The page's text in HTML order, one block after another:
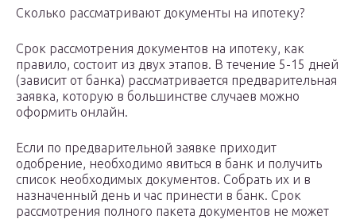
Сколько рассматривают документы на ипотеку?
Срок рассмотрения документов на ипотеку, как
правило, состоит из двух этапов. В течение 5-15 дней
(зависит от банка) рассматривается предварительная
заявка, которую в большинстве случаев можно
оформить онлайн.
Если по предварительной заявке приходит
одобрение, необходимо явиться в банк и получить
список необходимых документов. Собрать их и в
назначенный день и час принести в банк. Срок
рассмотрения полного пакета документов не может